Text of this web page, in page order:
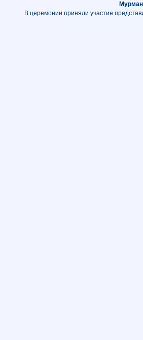
В церемонии приняли участие